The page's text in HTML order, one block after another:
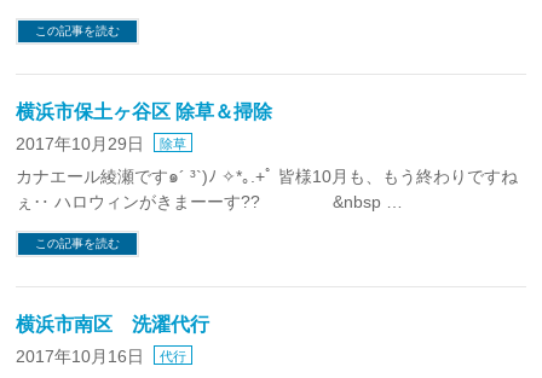
この記事を読む
横浜市保土ヶ谷区 除草＆掃除
2017年10月29日 除草
カナエール綾瀬です๑´ ³`)ﾉ ✧*｡.+ﾟ 皆様10月も、もう終わりですね
ぇ‥ ハロウィンがきまーーす?? &nbsp …
この記事を読む
横浜市南区 洗濯代行
2017年10月16日 代行